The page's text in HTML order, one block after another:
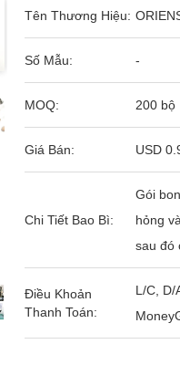
Tên Thương Hiệu:
Số Mẫu: -
MOQ: 200 bộ
Giá Bán: USD
Chi Tiết Bao Bì:
Gói
hỏng
sau đó
Điều Khoản
Thanh Toán:
L/C, D/